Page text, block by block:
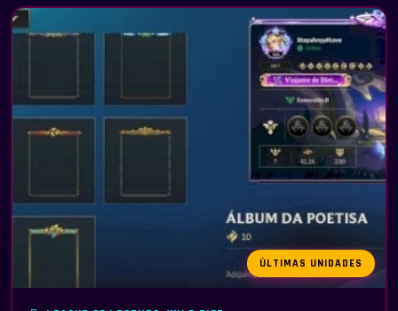
ÚLTIMAS UNIDADES